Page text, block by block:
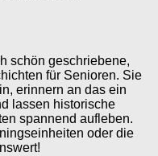
schön geschriebene,
für Senioren. Sie
erinnern an das ein
lassen historische
spannend aufleben.
oder die